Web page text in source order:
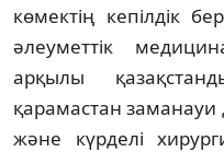
көмектің кепілдік
әлеуметтік
арқылы
қарамастан заманауи
және күрделі